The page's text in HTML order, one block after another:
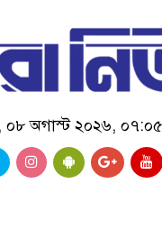
০৮ অগাস্ট ২০২৬,